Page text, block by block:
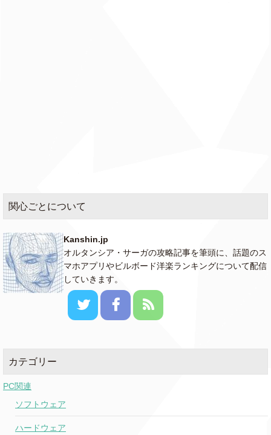
関心ごとについて
Kanshin.jp
オルタンシア・サーガの攻略記事を筆頭に、話題のス
マホアプリやビルボード洋楽ランキングについて配信
していきます。
カテゴリー
PC関連
ソフトウェア
ハードウェア